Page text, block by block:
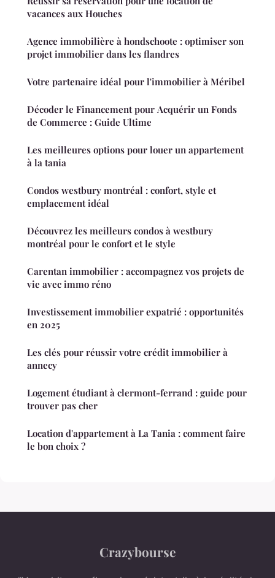
vacances aux Houches
Agence immobilière à hondschoote : optimiser son
projet immobilier dans les flandres
Votre partenaire idéal pour l'immobilier à Méribel
Décoder le Financement pour Acquérir un Fonds
de Commerce : Guide Ultime
Les meilleures options pour louer un appartement
à la tania
Condos westbury montréal : confort, style et
emplacement idéal
Découvrez les meilleurs condos à westbury
montréal pour le confort et le style
Carentan immobilier : accompagnez vos projets de
vie avec immo réno
Investissement immobilier expatrié : opportunités
en 2025
Les clés pour réussir votre crédit immobilier à
annecy
Logement étudiant à clermont-ferrand : guide pour
trouver pas cher
Location d'appartement à La Tania : comment faire
le bon choix ?
Crazybourse